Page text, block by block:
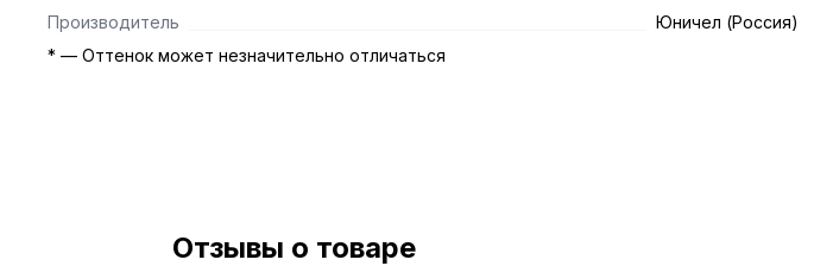
Производитель
Юничел (Россия)
* — Оттенок может незначительно отличаться
Отзывы о товаре